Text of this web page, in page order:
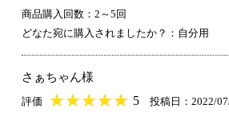
商品購入回数：2～5回
どなた宛に購入されましたか？：自分用
さぁちゃん様
評価 ★★★★★
★★★★★ 5 投稿日：2022/